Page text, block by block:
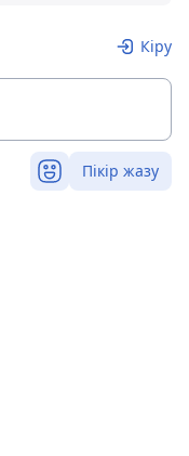
Кіру
Пікір жазу